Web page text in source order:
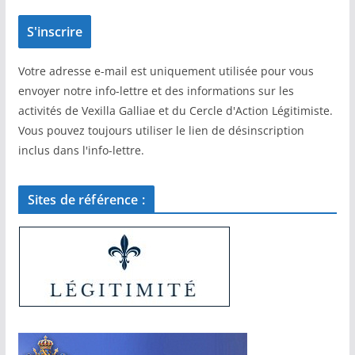
Votre adresse e-mail est uniquement utilisée pour vous
envoyer notre info-lettre et des informations sur les
activités de Vexilla Galliae et du Cercle d'Action Légitimiste.
Vous pouvez toujours utiliser le lien de désinscription
inclus dans l'info-lettre.
Sites de référence :